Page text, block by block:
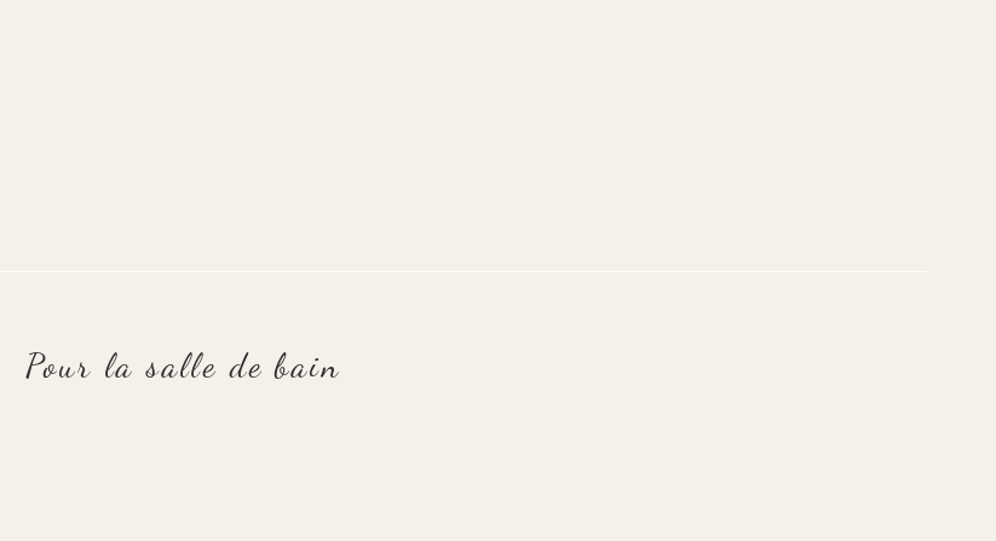
Pour la salle de bain